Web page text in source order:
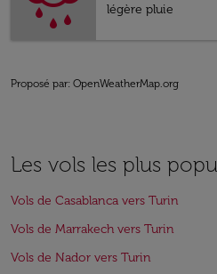
légère pluie
Proposé par: OpenWeatherMap.org
Les vols les plus
Vols de Casablanca vers Turin
Vols de Marrakech vers Turin
Vols de Nador vers Turin